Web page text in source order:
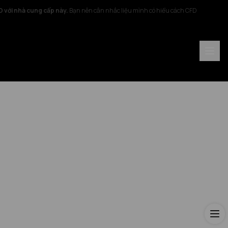
với nhà cung cấp này. Bạn nên cân nhắc liệu mình có hiểu cách CFD